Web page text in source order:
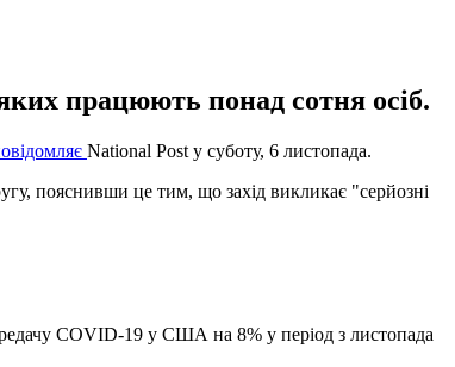
працюють понад сотня осіб.
National Post у суботу, 6 листопада.
пояснивши це тим, що захід викликає "серйозні
COVID-19 у США на 8% у період з листопада